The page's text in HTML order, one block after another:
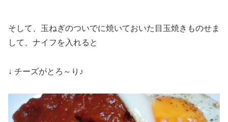
そして、玉ねぎのついでに焼いておいた目玉焼きものせま
して、ナイフを入れると
↓ チーズがとろ～り♪